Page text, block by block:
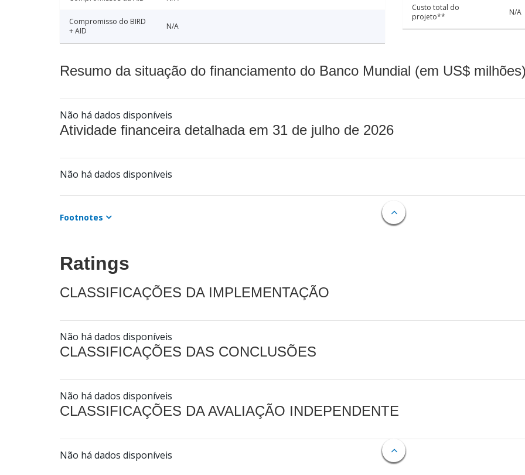
Compromisso do BIRD
+ AID
N/A
Custo total do
projeto**
N/A
Resumo da situação do financiamento do Banco Mundial (em US$
Não há dados disponíveis
Atividade financeira detalhada em 31 de julho de 2026
Não há dados disponíveis
Footnotes
Ratings
CLASSIFICAÇÕES DA IMPLEMENTAÇÃO
Não há dados disponíveis
CLASSIFICAÇÕES DAS CONCLUSÕES
Não há dados disponíveis
CLASSIFICAÇÕES DA AVALIAÇÃO INDEPENDENTE
Não há dados disponíveis